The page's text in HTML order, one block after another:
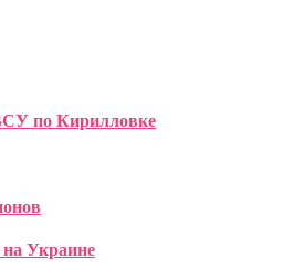
по Кирилловке
Украине